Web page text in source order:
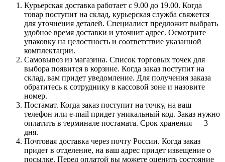
Курьерская доставка работает с 9.00 до 19.00. Когда
товар поступит на склад, курьерская служба свяжется
для уточнения деталей. Специалист предложит выбрать
удобное время доставки и уточнит адрес. Осмотрите
упаковку на целостность и соответствие указанной
комплектации.
Самовывоз из магазина. Список торговых точек для
выбора появится в корзине. Когда заказ поступит на
склад, вам придет уведомление. Для получения заказа
обратитесь к сотруднику в кассовой зоне и назовите
номер.
Постамат. Когда заказ поступит на точку, на ваш
телефон или e-mail придет уникальный код. Заказ нужно
оплатить в терминале постамата. Срок хранения — 3
дня.
Почтовая доставка через почту России. Когда заказ
придет в отделение, на ваш адрес придет извещение о
посылке. Перед оплатой вы можете оценить состояние